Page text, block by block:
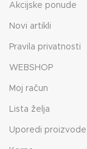
Akcijske ponude
Novi artikli
Pravila privatnosti
WEBSHOP
Moj račun
Lista želja
Uporedi proizvode